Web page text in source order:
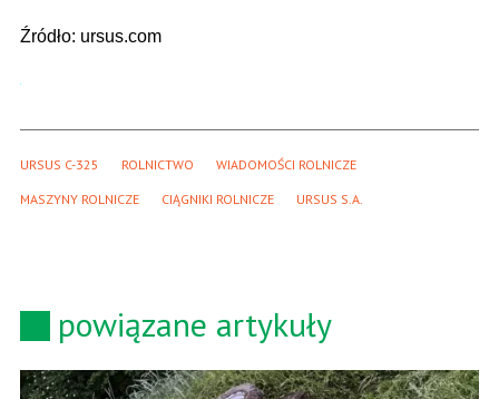
Źródło: ursus.com
URSUS C-325 ROLNICTWO WIADOMOŚCI ROLNICZE
MASZYNY ROLNICZE CIĄGNIKI ROLNICZE URSUS S.A.
powiązane artykuły